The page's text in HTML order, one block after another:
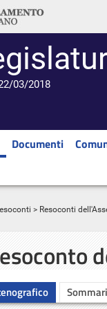
03/2018
Documenti
> Resoconti